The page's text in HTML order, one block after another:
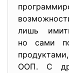
лишь
но сами
ООП. С